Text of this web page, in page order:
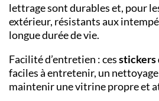
lettrage sont durables et, pour
extérieur, résistants aux
longue durée de vie.
Facilité d’entretien : cesstickers
faciles à entretenir, un
maintenir une vitrine propre et